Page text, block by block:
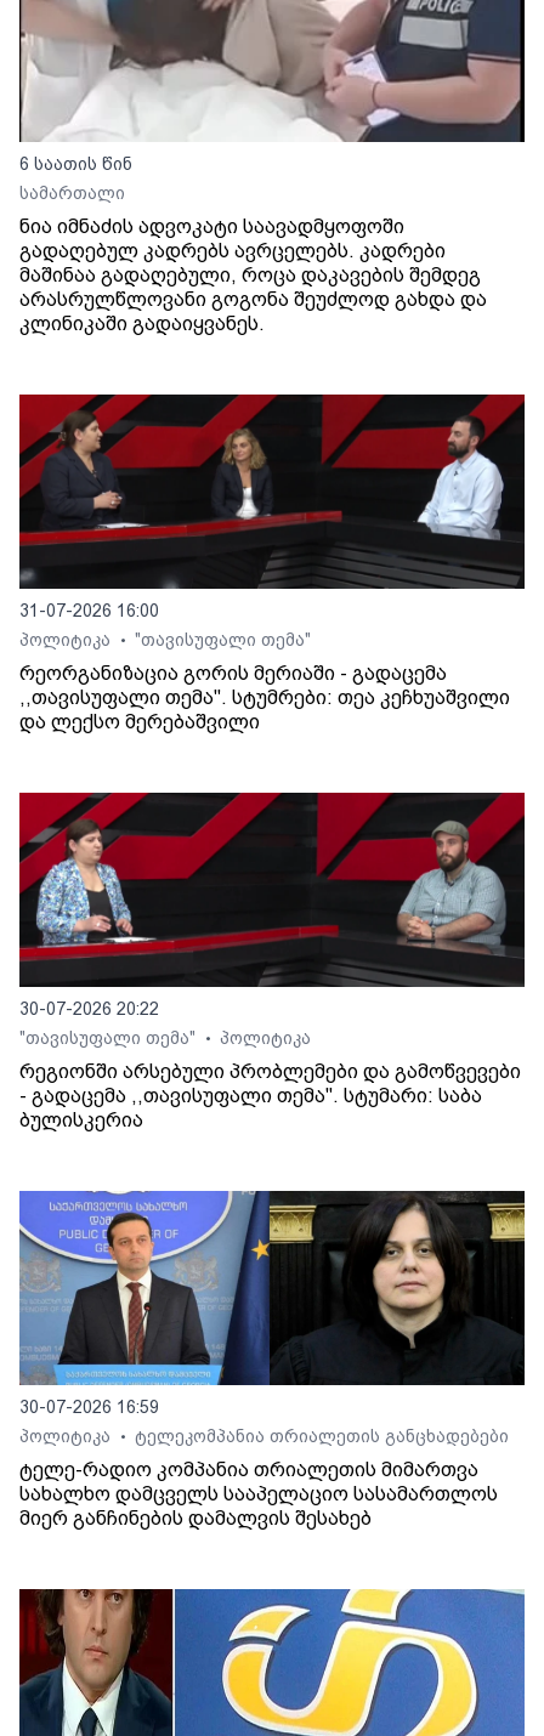
6 საათის წინ
სამართალი
ნია იმნაძის ადვოკატი საავადმყოფოში
გადაღებულ კადრებს ავრცელებს. კადრები
მაშინაა გადაღებული, როცა დაკავების შემდეგ
არასრულწლოვანი გოგონა შეუძლოდ გახდა და
კლინიკაში გადაიყვანეს.
31-07-2026 16:00
პოლიტიკა
• "თავისუფალი თემა"
რეორგანიზაცია გორის მერიაში - გადაცემა
,,თავისუფალი თემა". სტუმრები: თეა კეჩხუაშვილი
და ლექსო მერებაშვილი
30-07-2026 20:22
"თავისუფალი თემა"
• პოლიტიკა
რეგიონში არსებული პრობლემები და გამოწვევები
- გადაცემა ,,თავისუფალი თემა". სტუმარი: საბა
ბულისკერია
30-07-2026 16:59
პოლიტიკა
• ტელეკომპანია თრიალეთის განცხადებები
ტელე-რადიო კომპანია თრიალეთის მიმართვა
სახალხო დამცველს სააპელაციო სასამართლოს
მიერ განჩინების დამალვის შესახებ